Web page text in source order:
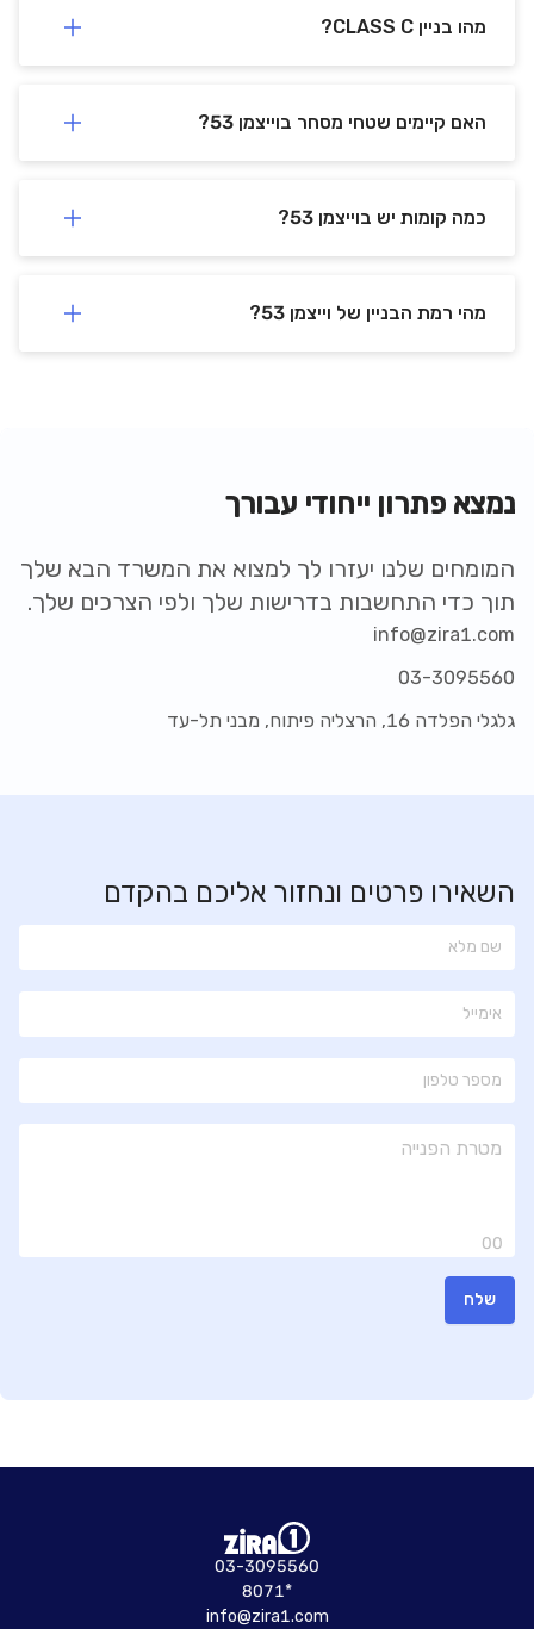
מהו בניין CLASS C?
האם קיימים שטחי מסחר בוייצמן 53?
כמה קומות יש בוייצמן 53?
מהי רמת הבניין של וייצמן 53?
נמצא פתרון ייחודי עבורך
המומחים שלנו יעזרו לך למצוא את המשרד הבא שלך
תוך כדי התחשבות בדרישות שלך ולפי הצרכים שלך.
info@zira1.com
03-3095560
גלגלי הפלדה 16, הרצליה פיתוח, מבני תל-עד
השאירו פרטים ונחזור אליכם בהקדם
00
שלח
03-3095560
8071*
info@zira1.com